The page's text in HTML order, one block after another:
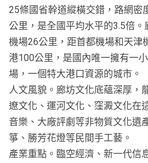
25條國省幹道縱橫交錯，路網密
公里，是全國平均水平的3.5倍
機場26公里，距首都機場和天津
港100公里，是國內唯一擁有一
場，一個特大港口資源的城市。
人文風貌。廊坊文化底蘊深厚，
遼文化、運河文化、窪澱文化在
音樂、大廠評劇等非物質文化遺
箏、勝芳花燈等民間手工藝。
產業重點。臨空經濟、新一代信